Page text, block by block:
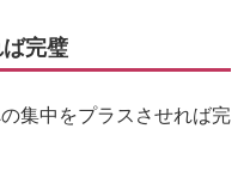
完璧
集中をプラスさせれば完